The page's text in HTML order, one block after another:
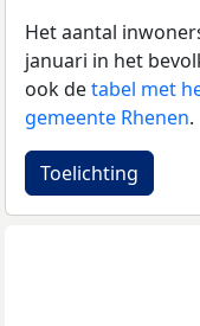
Het aantal
januari in het
ook detabel met
gemeente Rhenen.
Toelichting